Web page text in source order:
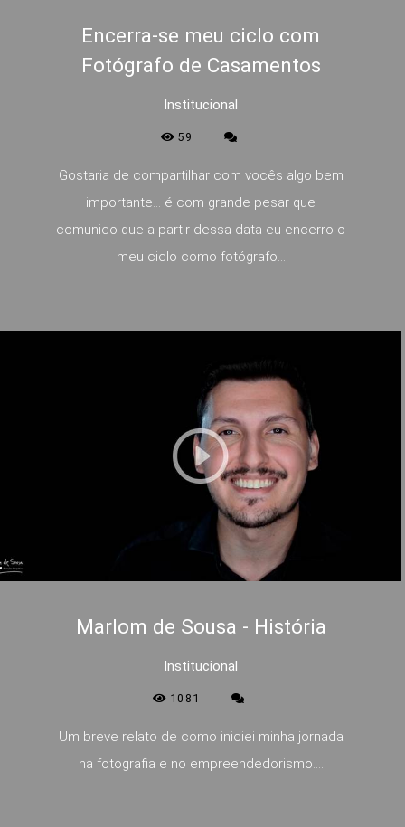
Encerra-se meu ciclo com
Fotógrafo de Casamentos
Institucional
59
Gostaria de compartilhar com vocês algo bem
importante… é com grande pesar que
comunico que a partir dessa data eu encerro o
meu ciclo como fotógrafo...
Marlom de Sousa - História
Institucional
1081
Um breve relato de como iniciei minha jornada
na fotografia e no empreendedorismo....